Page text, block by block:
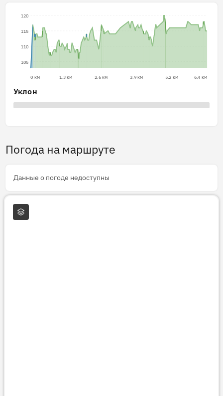
105
110
115
120
0 км 1.3 км 2.6 км 3.9 км 5.2 км 6.4 км
Уклон
Погода на маршруте
Данные о погоде недоступны